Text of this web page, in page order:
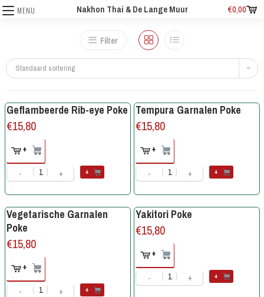
MENU Nakhon Thai & De Lange Muur €0,00
Filter
Standaard sortering
Geflambeerde Rib-eye Poke
€15,80
+
- + +
Tempura Garnalen Poke
€15,80
+
- + +
Vegetarische Garnalen
Poke
€15,80
+
- + +
Yakitori Poke
€15,80
+
- + +